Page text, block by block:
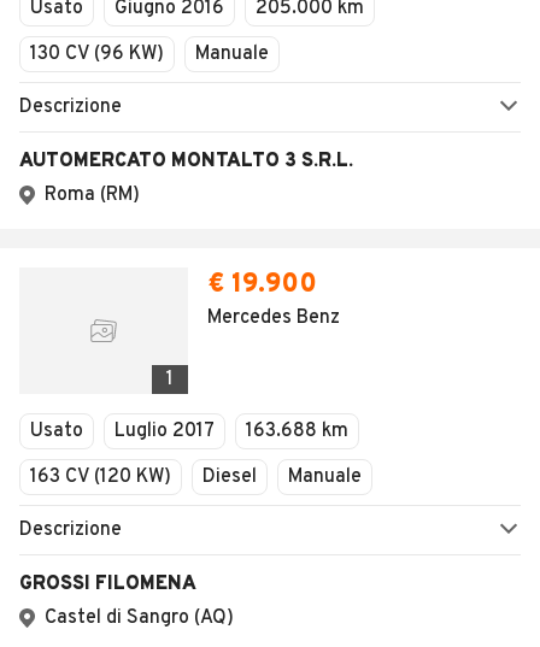
Concessionari
Vuoi essere avvisato appena saranno disponibili
annunci con queste caratteristiche?